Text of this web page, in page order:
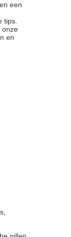
een
tips.
onze
en